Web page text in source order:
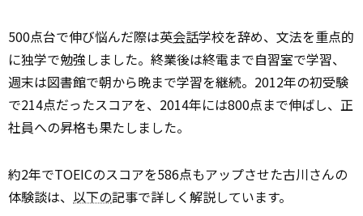
500点台で伸び悩んだ際は英会話学校を辞め、文法を重点的
に独学で勉強しました。終業後は終電まで自習室で学習、
週末は図書館で朝から晩まで学習を継続。2012年の初受験
で214点だったスコアを、2014年には800点まで伸ばし、正
社員への昇格も果たしました。
約2年でTOEICのスコアを586点もアップさせた古川さんの
体験談は、 以下の記事で詳しく解説しています。